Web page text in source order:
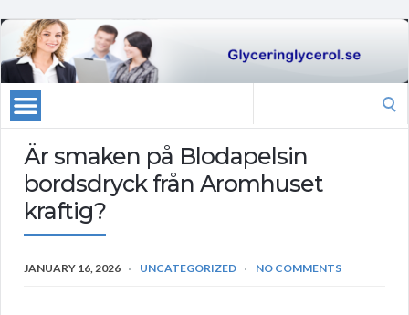
Är smaken på Blodapelsin
bordsdryck från Aromhuset
kraftig?
JANUARY 16, 2026 UNCATEGORIZED NO COMMENTS